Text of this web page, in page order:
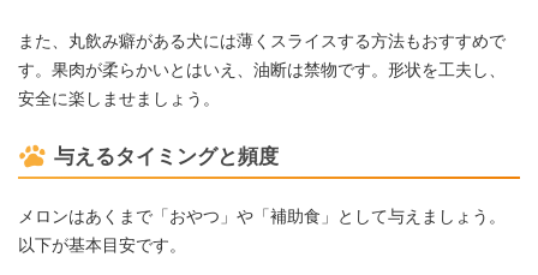
また、丸飲み癖がある犬には薄くスライスする方法もおすすめで
す。果肉が柔らかいとはいえ、油断は禁物です。形状を工夫し、
安全に楽しませましょう。
与えるタイミングと頻度
メロンはあくまで「おやつ」や「補助食」として与えましょう。
以下が基本目安です。